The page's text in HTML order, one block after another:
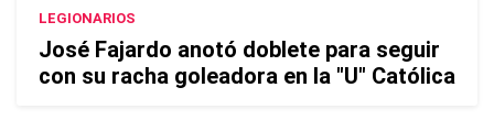
LEGIONARIOS
José Fajardo anotó doblete para seguir
con su racha goleadora en la "U" Católica